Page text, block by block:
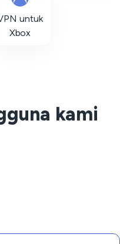
untuk
Xbox
kami